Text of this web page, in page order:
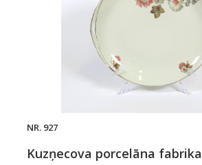
NR. 927
Kuzņecova porcelāna fabrika